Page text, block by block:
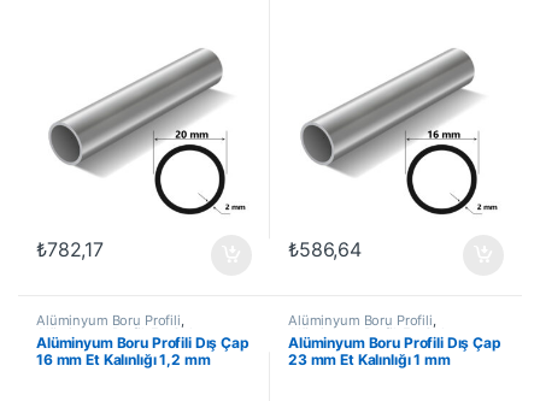
₺782,17 ₺586,64
Alüminyum Boru Profili,
Alüminyum Profil En Çok
Satanlar,İndirimli Ürünler
Alüminyum Boru Profili Dış Çap
16 mm Et Kalınlığı 1,2 mm
Alüminyum Boru Profili,
Alüminyum Profil En Çok
Satanlar,İndirimli Ürünler
Alüminyum Boru Profili Dış Çap
23 mm Et Kalınlığı 1 mm